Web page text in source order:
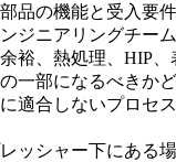
品の機能と受入要
ジニアリングチーム
余裕、熱処理、HIP
一部になるべきか
適合しないプロセ
ッシャー下にある